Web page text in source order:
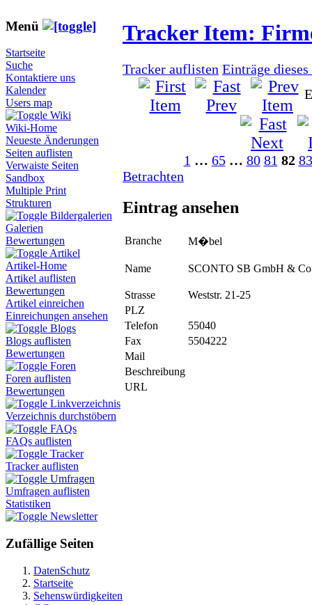
Menü
Startseite
Suche
Kontaktiere uns
Kalender
Users map
Wiki
Wiki-Home
Neueste Änderungen
Seiten auflisten
Verwaiste Seiten
Sandbox
Multiple Print
Strukturen
Bildergalerien
Galerien
Bewertungen
Artikel
Artikel-Home
Artikel auflisten
Bewertungen
Artikel einreichen
Einreichungen ansehen
Blogs
Blogs auflisten
Bewertungen
Foren
Foren auflisten
Bewertungen
Linkverzeichnis
Verzeichnis durchstöbern
FAQs
FAQs auflisten
Tracker
Tracker auflisten
Umfragen
Umfragen auflisten
Statistiken
Newsletter
Zufällige Seiten
DatenSchutz
Startseite
Sehenswürdigkeiten
Tracker Item:
Tracker auflisten Einträge dieses
1 … 65 … 80 81 82 83
Betrachten
Eintrag ansehen
Branche M�bel
Name SCONTO SB GmbH &
Strasse
Weststr. 21-25
PLZ
Telefon
55040
Fax
5504222
Mail
Beschreibung
URL